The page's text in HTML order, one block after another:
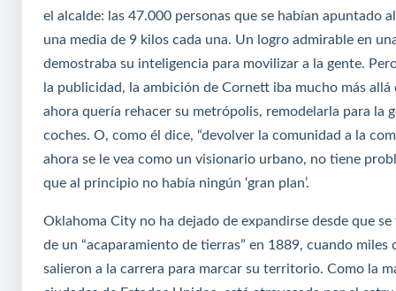
el alcalde: las 47.000 personas que se habían apuntado
una media de 9 kilos cada una. Un logro admirable en
demostraba su inteligencia para movilizar a la gente.
la publicidad, la ambición de Cornett iba mucho más allá
ahora quería rehacer su metrópolis, remodelarla para la
coches. O, como él dice, “devolver la comunidad a la
ahora se le vea como un visionario urbano, no tiene
que al principio no había ningún ‘gran plan’.
Oklahoma City no ha dejado de expandirse desde que
de un “acaparamiento de tierras” en 1889, cuando miles
salieron a la carrera para marcar su territorio. Como la